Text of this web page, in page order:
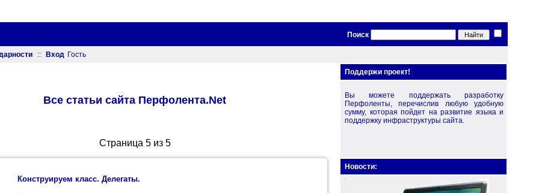
Поиск
:: Вход Гость
Все статьи сайта Перфолента.Net
Страница 5 из 5
Конструируем класс. Делегаты.
Поддержи проект!
Вы можете поддержать разработку
Перфоленты, перечислив любую удобную
сумму, которая пойдет на развитие языка и
поддержку инфраструктуры сайта.
Новости: